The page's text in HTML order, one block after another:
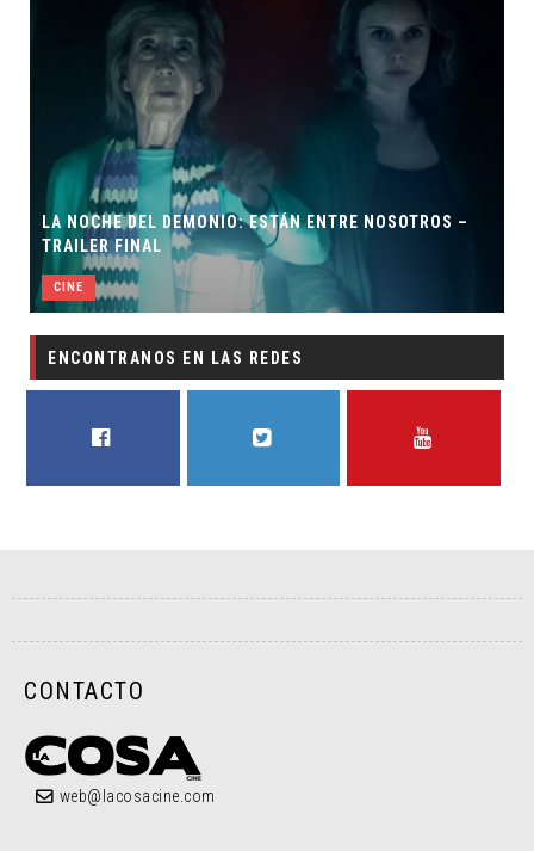
LA NOCHE DEL DEMONIO: ESTÁN ENTRE NOSOTROS –
TRAILER FINAL
CINE
ENCONTRANOS EN LAS REDES
CONTACTO
web@lacosacine.com